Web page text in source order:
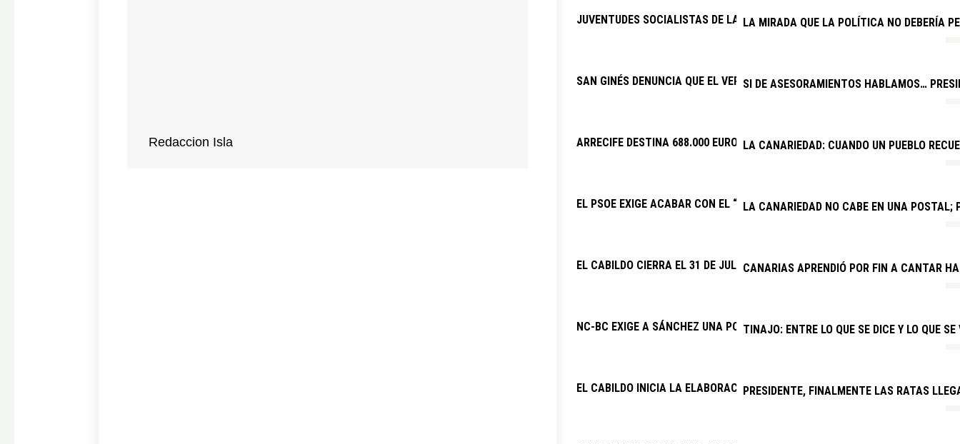
Redaccion Isla
JUVENTUDES SOCIALISTAS DE LANZAROTE Y LA GRACIOSA: “LAS BECAS DEL
SAN GINÉS DENUNCIA QUE EL VERANO JOVEN VUELVE A DISCRIMINAR A
ARRECIFE DESTINA 688.000 EUROS A EVENTOS DEPORTIVOS DE INTERÉS
EL PSOE EXIGE ACABAR CON EL “SECUESTRO” DE LA NUEVA PARADA
EL CABILDO CIERRA EL 31 DE JULIO EL PLAZO PARA QUE CLUBES Y
NC-BC EXIGE A SÁNCHEZ UNA POSICIÓN FIRME SOBRE EL SÁHARA
EL CABILDO INICIA LA ELABORACIÓN DEL PRESUPUESTO GENERAL DE 2027
LA MIRADA QUE LA POLÍTICA NO DEBERÍA
SI DE ASESORAMIENTOS HABLAMOS…
LA CANARIEDAD: CUANDO UN PUEBLO
LA CANARIEDAD NO CABE EN UNA POSTAL;
CANARIAS APRENDIÓ POR FIN A CANTAR
TINAJO: ENTRE LO QUE SE DICE Y LO QUE
PRESIDENTE, FINALMENTE LAS RATAS